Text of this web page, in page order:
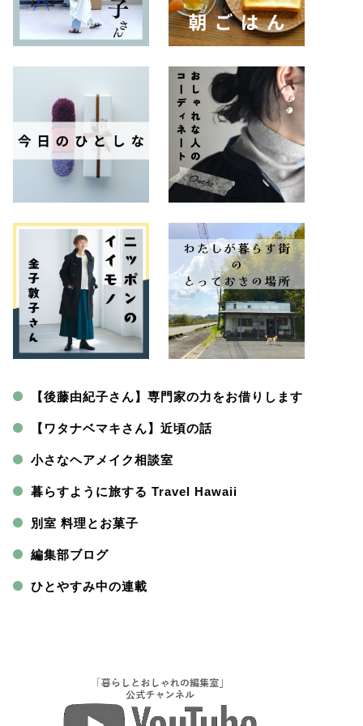
【後藤由紀子さん】専門家の力をお借りします
【ワタナベマキさん】近頃の話
小さなヘアメイク相談室
暮らすように旅する Travel Hawaii
別室 料理とお菓子
編集部ブログ
ひとやすみ中の連載